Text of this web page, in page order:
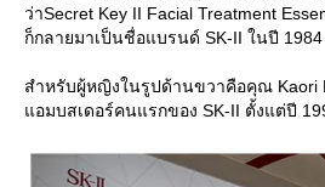
ว่าSecret Key II Facial Treatment
ก็กลายมาเป็นชื่อแบรนด์ SK-II ในปี
สำหรับผู้หญิงในรูปด้านขวาคือคุณ Kaori
อมบสเดอร์คนแรกของ SK-II ตั้งแต่ปี